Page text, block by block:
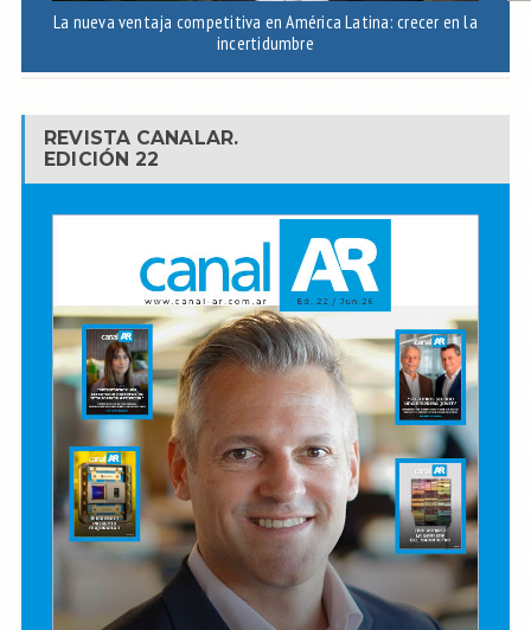
La nueva ventaja competitiva en América Latina: crecer en la
incertidumbre
REVISTA CANALAR.
EDICIÓN 22